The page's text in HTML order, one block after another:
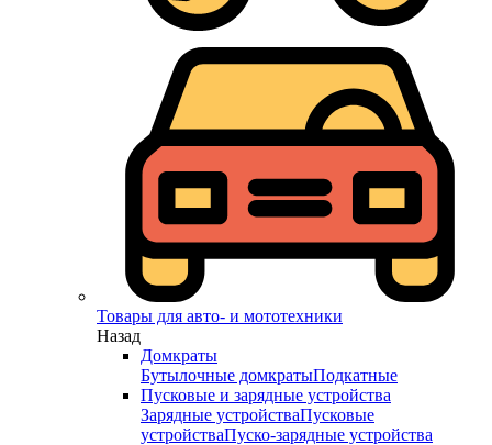
Товары для авто- и мототехники
Назад
Домкраты
Бутылочные домкратыПодкатные
Пусковые и зарядные устройства
Зарядные устройстваПусковые
устройстваПуско-зарядные устройства